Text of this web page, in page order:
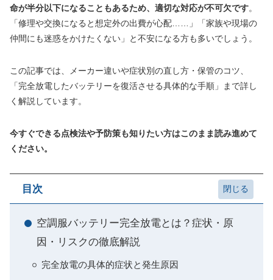
命が半分以下になることもあるため、適切な対応が不可欠です。
「修理や交換になると想定外の出費が心配……」「家族や現場の
仲間にも迷惑をかけたくない」と不安になる方も多いでしょう。
この記事では、メーカー違いや症状別の直し方・保管のコツ、
「完全放電したバッテリーを復活させる具体的な手順」まで詳し
く解説しています。
今すぐできる点検法や予防策も知りたい方はこのまま読み進めて
ください。
目次
空調服バッテリー完全放電とは？症状・原
因・リスクの徹底解説
完全放電の具体的症状と発生原因